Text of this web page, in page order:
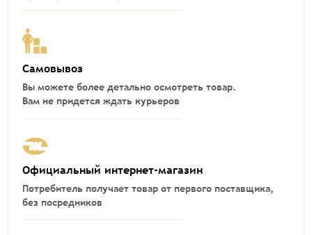
Самовывоз
Вы можете более детально осмотреть товар.
Вам не придется ждать курьеров
Официальный интернет-магазин
Потребитель получает товар от первого поставщика,
без посредников